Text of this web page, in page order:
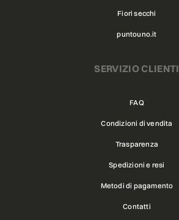
Fiori secchi
puntouno.it
SERVIZIO CLIENTI
FAQ
Condizioni di vendita
Trasparenza
Spedizioni e resi
Metodi di pagamento
Contatti